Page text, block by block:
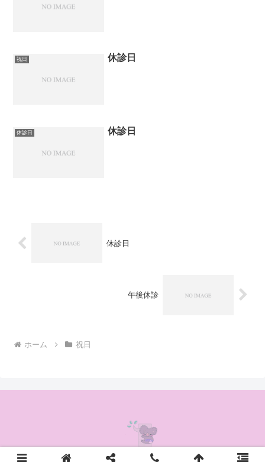
祝日 休診日
休診日 休診日
休診日
午後休診
ホーム 祝日
© 2020 かんの耳鼻咽喉科クリニック.